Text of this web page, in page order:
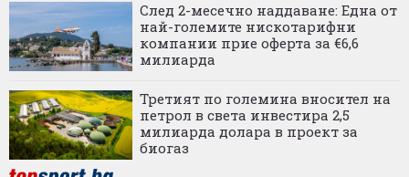
След 2-месечно наддаване: Една от
най-големите нискотарифни
компании прие оферта за €6,6
милиарда
Третият по големина вносител на
петрол в света инвестира 2,5
милиарда долара в проект за
биогаз